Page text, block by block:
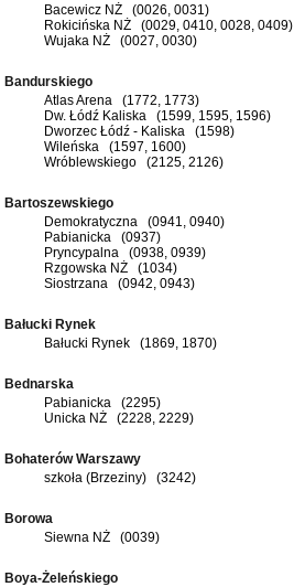
Bacewicz NŻ (0026, 0031)
Rokicińska NŻ (0029, 0410, 0028, 0409)
Wujaka NŻ (0027, 0030)
Bandurskiego
Atlas Arena (1772, 1773)
Dw. Łódź Kaliska (1599, 1595, 1596)
Dworzec Łódź - Kaliska (1598)
Wileńska (1597, 1600)
Wróblewskiego (2125, 2126)
Bartoszewskiego
Demokratyczna (0941, 0940)
Pabianicka (0937)
Pryncypalna (0938, 0939)
Rzgowska NŻ (1034)
Siostrzana (0942, 0943)
Bałucki Rynek
Bałucki Rynek (1869, 1870)
Bednarska
Pabianicka (2295)
Unicka NŻ (2228, 2229)
Bohaterów Warszawy
szkoła (Brzeziny) (3242)
Borowa
Siewna NŻ (0039)
Boya-Żeleńskiego